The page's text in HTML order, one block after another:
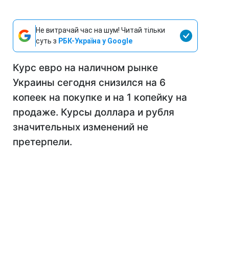
Не витрачай час на шум! Читай тільки
суть з РБК-Україна у Google
Курс евро на наличном рынке
Украины сегодня снизился на 6
копеек на покупке и на 1 копейку на
продаже. Курсы доллара и рубля
значительных изменений не
претерпели.